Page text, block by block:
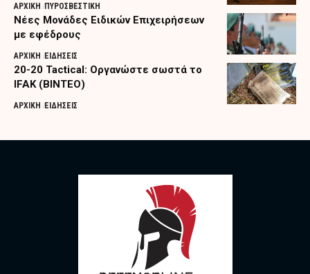
ΑΡΧΙΚΗ ΠΥΡΟΣΒΕΣΤΙΚΗ
Nέες Μονάδες Ειδικών Επιχειρήσεων
με εφέδρους
ΑΡΧΙΚΗ ΕΙΔΗΣΕΙΣ
20-20 Tactical: Οργανώστε σωστά το
IFAK (ΒΙΝΤΕΟ)
ΑΡΧΙΚΗ ΕΙΔΗΣΕΙΣ